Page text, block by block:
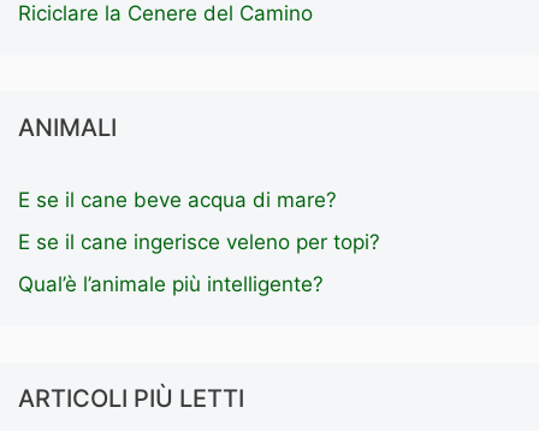
Riciclare la Cenere del Camino
ANIMALI
E se il cane beve acqua di mare?
E se il cane ingerisce veleno per topi?
Qual’è l’animale più intelligente?
ARTICOLI PIÙ LETTI